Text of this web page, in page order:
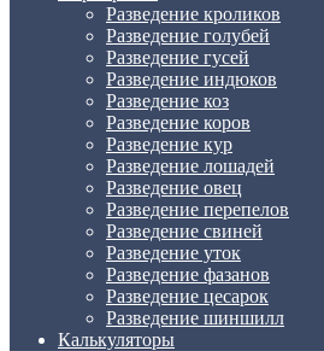
Разведение кроликов
Разведение голубей
Разведение гусей
Разведение индюков
Разведение коз
Разведение коров
Разведение кур
Разведение лошадей
Разведение овец
Разведение перепелов
Разведение свиней
Разведение уток
Разведение фазанов
Разведение цесарок
Разведение шиншилл
Калькуляторы